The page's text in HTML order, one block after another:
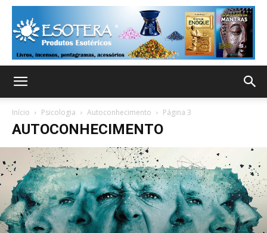
Início Psicologia Autoconhecimento Página 3
AUTOCONHECIMENTO